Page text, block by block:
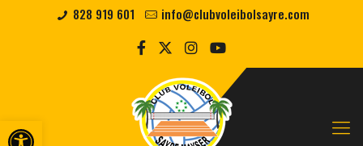
Abrir barra de herramientas
828 919 601 info@clubvoleibolsayre.com